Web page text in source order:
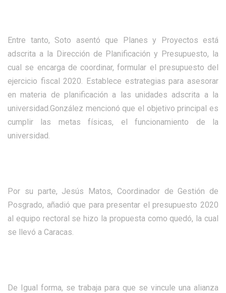
Entre tanto, Soto asentó que Planes y Proyectos está
adscrita a la Dirección de Planificación y Presupuesto, la
cual se encarga de coordinar, formular el presupuesto del
ejercicio fiscal 2020. Establece estrategias para asesorar
en materia de planificación a las unidades adscrita a la
universidad.González mencionó que el objetivo principal es
cumplir las metas físicas, el funcionamiento de la
universidad.
Por su parte, Jesús Matos, Coordinador de Gestión de
Posgrado, añadió que para presentar el presupuesto 2020
al equipo rectoral se hizo la propuesta como quedó, la cual
se llevó a Caracas.
De Igual forma, se trabaja para que se vincule una alianza